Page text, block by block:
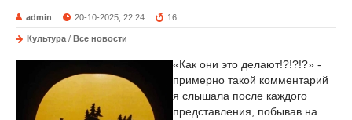
admin 20-10-2025, 22:24 16
Культура / Все новости
«Как они это делают!?!?!?» -
примерно такой комментарий
я слышала после каждого
представления, побывав на